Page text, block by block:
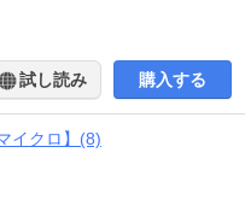
試し読み 購入する
イクロ】(8)